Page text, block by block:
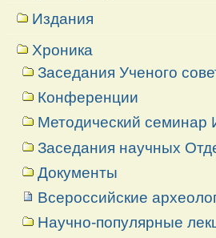
Издания
Хроника
Заседания Ученого
Конференции
Методический
Заседания научных
Документы
Всероссийские
Научно-популярные